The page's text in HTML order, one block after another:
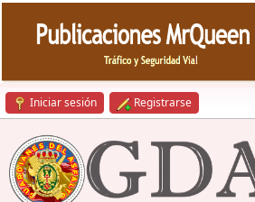
Iniciar sesión Registrarse